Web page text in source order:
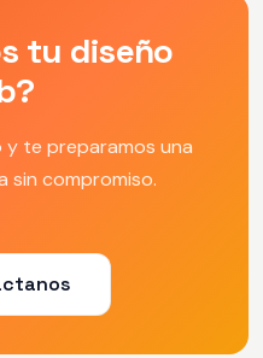
tu diseño
te preparamos una
sin compromiso.